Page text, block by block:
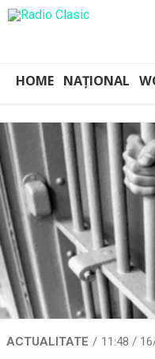
HOME NAȚIONAL
ACTUALITATE 11:48 /